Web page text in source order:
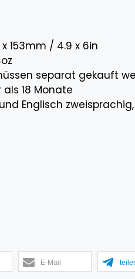
153mm / 4.9 x 6in
separat gekauft
18 Monate
Englisch
E-Mail